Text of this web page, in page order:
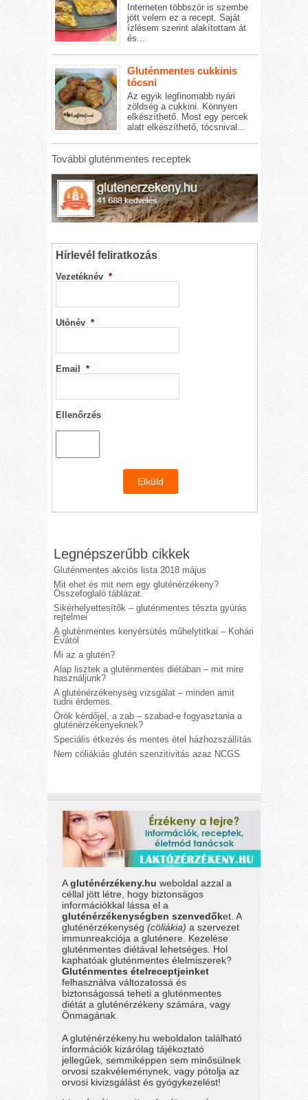
Interneten többször is szembe
jött velem ez a recept. Saját
ízlésem szerint alakítottam át
és...
Gluténmentes cukkinis
tócsni
Az egyik legfinomabb nyári
zöldség a cukkini. Könnyen
elkészíthető. Most egy percek
alatt elkészíthető, tócsnival...
További gluténmentes receptek
Hírlevél feliratkozás
Vezetéknév *
Utónév *
Email *
Ellenőrzés
Legnépszerűbb cikkek
Gluténmentes akciós lista 2018 május
Mit ehet és mit nem egy gluténérzékeny?
Összefoglaló táblázat.
Sikérhelyettesítők – gluténmentes tészta gyúrás
rejtelmei
A gluténmentes kenyérsütés műhelytitkai – Kohári
Évától
Mi az a glutén?
Alap lisztek a gluténmentes diétában – mit mire
használjunk?
A gluténérzékenység vizsgálat – minden amit
tudni érdemes.
Örök kérdőjel, a zab – szabad-e fogyasztania a
gluténérzékenyeknek?
Speciális étkezés és mentes étel házhozszállítás
Nem cöliákiás glutén szenzitivitás azaz NCGS
Agluténérzékeny.hu weboldal azzal a
céllal jött létre, hogy biztonságos
információkkal lássa el a
gluténérzékenységben szenvedőket. A
gluténérzékenység(cöliákia) a szervezet
immunreakciója a gluténere. Kezelése
gluténmentes diétával lehetséges. Hol
kaphatóak gluténmentes élelmiszerek?
Gluténmentes ételreceptjeinket
felhasználva változatossá és
biztonságossá teheti a gluténmentes
diétát a gluténérzékeny számára, vagy
Önmagának.
A gluténérzékeny.hu weboldalon található
információk kizárólag tájékoztató
jellegűek, semmiképpen sem minősülnek
orvosi szakvéleménynek, vagy pótolja az
orvosi kivizsgálást és gyógykezelést!